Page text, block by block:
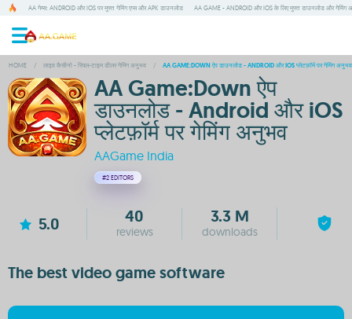
AA गेम्स: ANDROID और IOS पर मुफ्त गेमिंग एप्स और APK डाउनलोड AA GAME - ANDROID और IOS के लिए मुफ्त डाउनलोड और गेमिंग
HOME / लाइव कैसीनो - रियल-टाइम डीलर गेमिंग अनुभव / AA GAME:DOWN ऐप डाउनलोड - ANDROID और IOS प्लेटफ़ॉर्म पर गेमिंग अनुभव
AA Game:Down ऐप
डाउनलोड - Android और iOS
प्लेटफ़ॉर्म पर गेमिंग अनुभव
AAGame India
#2 EDITORS
5.0 40
reviews
3.3 M
downloads
The best video game software